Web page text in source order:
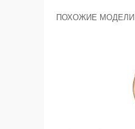
ПОХОЖИЕ МОДЕЛИ